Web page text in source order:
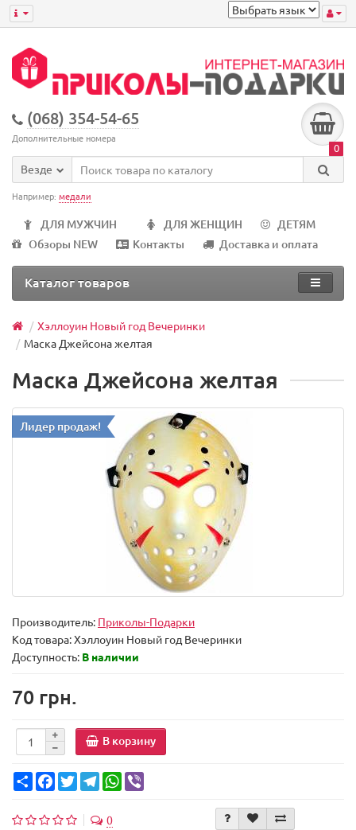
(068) 354-54-65
Дополнительные номера
0
Везде
Например: медали
ДЛЯ МУЖЧИН ДЛЯ ЖЕНЩИН
ДЕТЯМ
Обзоры NEW
Контакты Доставка и оплата
Каталог товаров
Хэллоуин Новый год Вечеринки
Маска Джейсона желтая
Маска Джейсона желтая
Лидер продаж!
Производитель: Приколы-Подарки
Код товара:Хэллоуин Новый год Вечеринки
Доступность: В наличии
70 грн.
В корзину
Share FacebookTwitterTelegramWhatsApp
0